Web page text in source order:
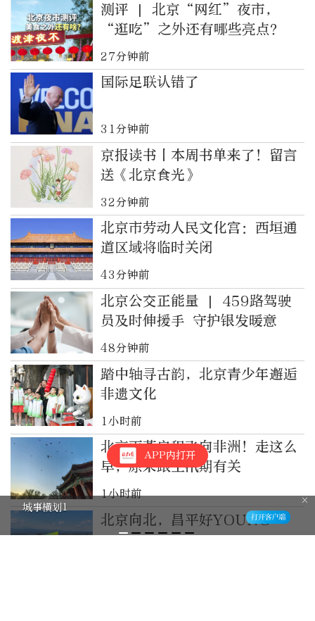
测评 | 北京“网红”夜市，
“逛吃”之外还有哪些亮点？
27分钟前
国际足联认错了
31分钟前
京报读书丨本周书单来了！留言
送《北京食光》
32分钟前
北京市劳动人民文化宫：西垣通
道区域将临时关闭
43分钟前
北京公交正能量 | 459路驾驶
员及时伸援手 守护银发暖意
48分钟前
踏中轴寻古韵，北京青少年邂逅
非遗文化
1小时前
北京雨燕启程飞向非洲！走这么
早，原来跟主汛期有关
1小时前
北京向北，昌平好YOUNG
APP内打开
城事横划1